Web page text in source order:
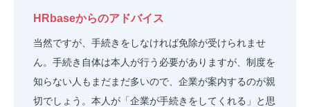
HRbaseからのアドバイス
当然ですが、手続きをしなければ免除が受けられませ
ん。手続き自体は本人が行う必要がありますが、 制度を
知らない人もまだまだ多いので、企業が案内するのが親
切でしょう。本人が「企業が手続きをしてくれる」と思